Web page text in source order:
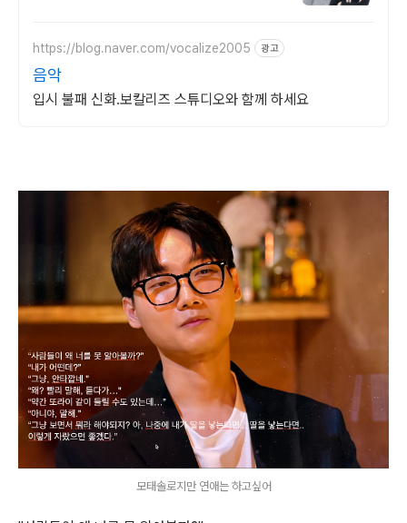
https://blog.naver.com/vocalize2005 광고
음악
입시 불패 신화.보칼리즈 스튜디오와 함께 하세요
모태솔로지만 연애는 하고싶어